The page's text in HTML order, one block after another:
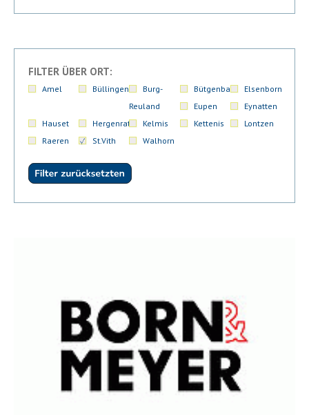
FILTER ÜBER ORT:
Amel Büllingen
Burg-
Reuland
Bütgenbach
Elsenborn
Eupen
Eynatten
Hauset
Hergenrath Kelmis Kettenis
Lontzen
Raeren
St.Vith Walhorn